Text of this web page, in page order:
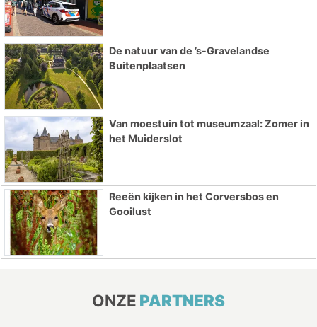
De natuur van de ’s-Gravelandse
Buitenplaatsen
Van moestuin tot museumzaal: Zomer in
het Muiderslot
Reeën kijken in het Corversbos en
Gooilust
ONZE PARTNERS